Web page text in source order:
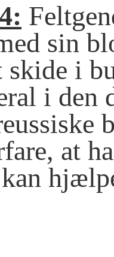
sin
skide i
i
at